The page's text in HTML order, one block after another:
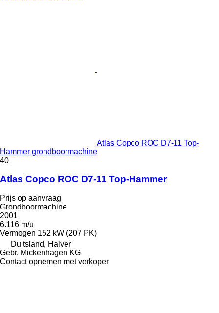
Atlas Copco ROC D7-11 Top-
Hammer grondboormachine
40
Atlas Copco ROC D7-11 Top-Hammer
Prijs op aanvraag
Grondboormachine
2001
6.116 m/u
Vermogen 152 kW (207 PK)
Duitsland, Halver
Gebr. Mickenhagen KG
Contact opnemen met verkoper